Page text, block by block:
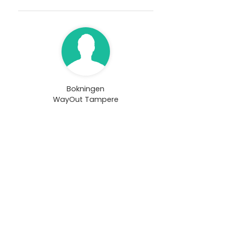
Bokningen
WayOut Tampere